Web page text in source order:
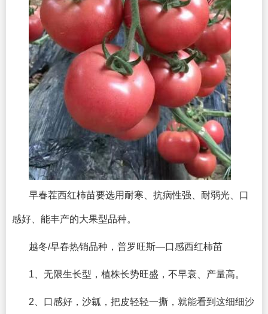
早春茬西红柿苗要选用耐寒、抗病性强、耐弱光、口
感好、能丰产的大果型品种。
越冬/早春热销品种，普罗旺斯—口感西红柿苗
1、无限生长型，植株长势旺盛，不早衰、产量高。
2、口感好，沙瓤，把皮轻轻一撕，就能看到这细细沙